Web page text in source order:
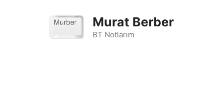
Murat Berber
BT Notlarım